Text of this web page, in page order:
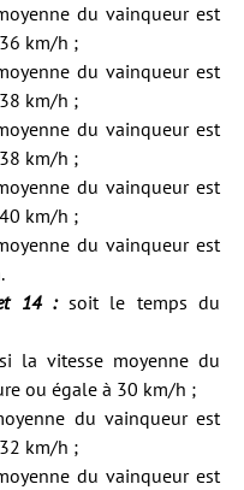
du vainqueur est
km/h ;
du vainqueur est
km/h ;
du vainqueur est
km/h ;
du vainqueur est
km/h ;
du vainqueur est
14 : soit le temps du
la vitesse moyenne du
ou égale à 30 km/h ;
du vainqueur est
km/h ;
du vainqueur est